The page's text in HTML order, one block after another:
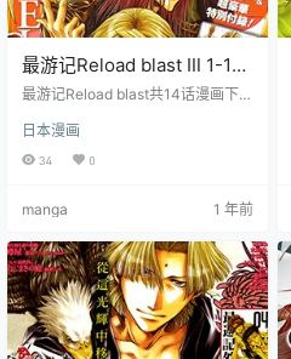
最游记Reload blast Ⅲ 1-14
话 峰仓和也 漫画百度网盘下
最游记Reload blast共14话漫画下
悟净、猪八戒在混乱的世界中寻找
天竺。在旅途中遇到了各种妖怪和
危机，同时也揭露了五 百 年前的悲
日本漫画
34 0
manga 1 年前